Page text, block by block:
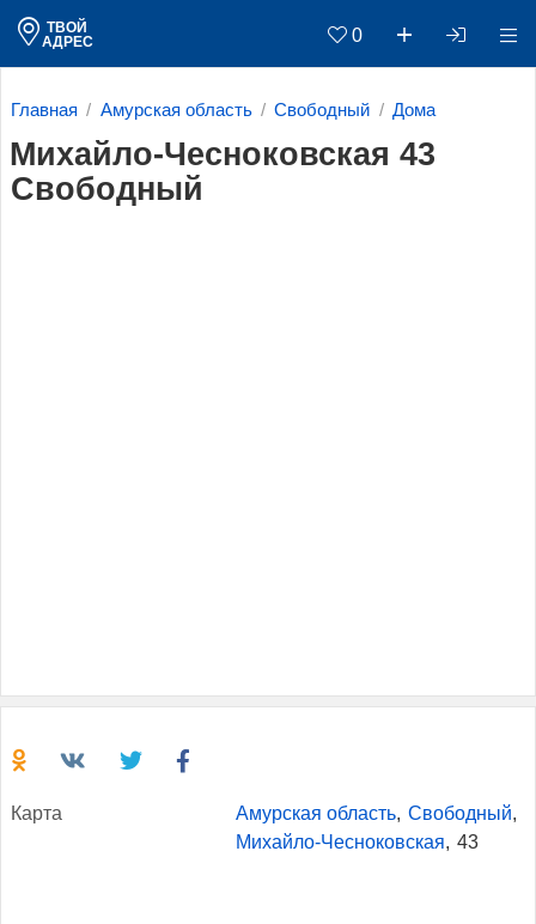
ТВОЙ
АДРЕС
0
Главная Амурская область Свободный Дома
Михайло-Чесноковская 43
Свободный
Кар­та Амурская область, Свободный,
Михайло-Чесноковская, 43